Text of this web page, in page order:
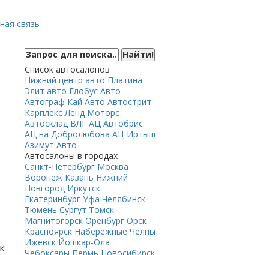
связь
Список автосалонов
Нижний центр авто Платина
Элит авто Глобус Авто
Автограф Кай Авто Автострит
Карплекс Ленд Моторс
Автосклад ВЛГ АЦ Автобрис
АЦ на Добролюбова АЦ Иртыш
Азимут Авто
Автосалоны в городах
Санкт-Петербург Москва
Воронеж Казань Нижний
Новгород Иркутск
Екатеринбург Уфа Челябинск
Тюмень Сургут Томск
Магнитогорск Оренбург Орск
Красноярск Набережные Челны
Ижевск Йошкар-Ола